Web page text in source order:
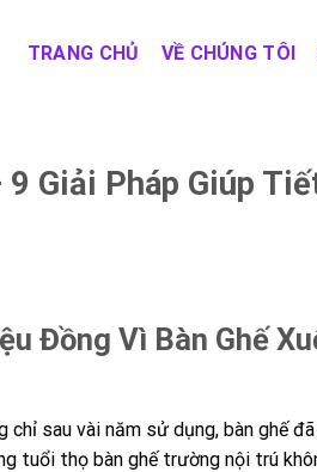
TRANG CHỦ VỀ CHÚNG TÔI
Giải Pháp Giúp
Đồng Vì Bàn Ghế
sau vài năm sử dụng, bàn ghế
tuổi thọ bàn ghế trường nội trú